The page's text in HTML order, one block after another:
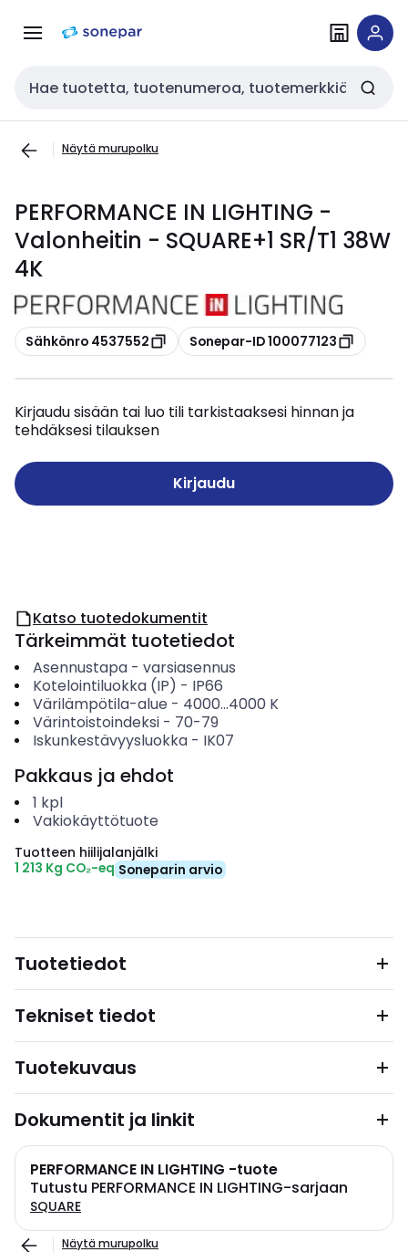
navigointiinsisältöön
Haku
Näytä murupolku
PERFORMANCE IN LIGHTING -
Valonheitin - SQUARE+1 SR/T1 38W
4K
Kopioi
Sähkönro 4537552 Kopioi
Sonepar-ID 100077123
Kirjaudu sisään tai luo tili tarkistaaksesi hinnan ja
tehdäksesi tilauksen
Kirjaudu
Katso tuotedokumentit
Tärkeimmät tuotetiedot
Asennustapa- varsiasennus
Kotelointiluokka (IP) - IP66
Värilämpötila-alue - 4000...4000 K
Värintoistoindeksi- 70-79
Iskunkestävyysluokka- IK07
Pakkaus ja ehdot
1 kpl
Vakiokäyttötuote
Tuotteen hiilijalanjälki
1 213 Kg CO₂-eq Soneparin arvio
Tuotetiedot
Tekniset tiedot
Tuotekuvaus
Dokumentit ja linkit
PERFORMANCE IN LIGHTING -tuote
Tutustu PERFORMANCE IN LIGHTING-sarjaan
SQUARE
Näytä murupolku